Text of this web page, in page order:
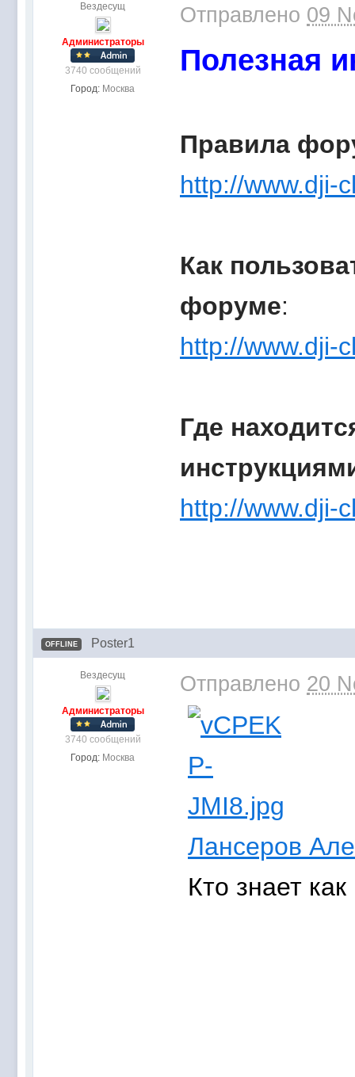
Вездесущ
Администраторы
3740 сообщений
Город: Москва
Отправлено 09
Полезная
Правила
http://www.dji-
Как
форуме:
http://www.dji-
Где
http://www.dji-
OFFLINE Poster1
Вездесущ
Администраторы
3740 сообщений
Город: Москва
Отправлено 20
Лансеров
Кто знает